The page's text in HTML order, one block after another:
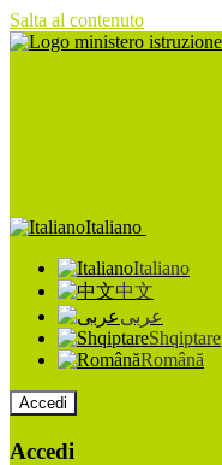
Salta al contenuto
Italiano
Italiano
中文
عربى
Shqiptare
Română
Accedi
Accedi